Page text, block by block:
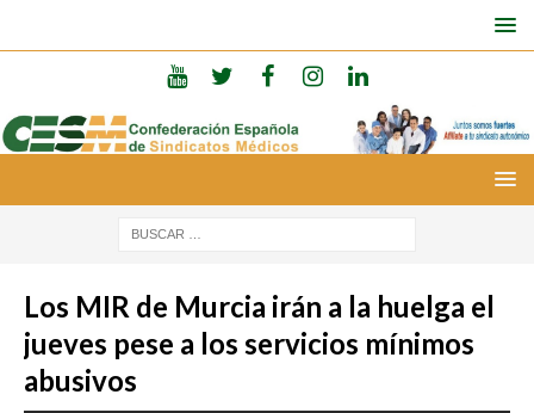
Los MIR de Murcia irán a la huelga el
jueves pese a los servicios mínimos
abusivos